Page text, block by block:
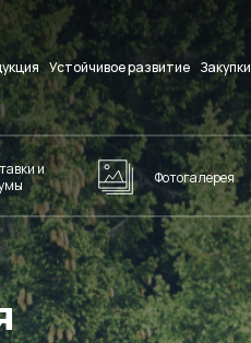
Устойчивое развитие Закупки
и
Фотогалерея